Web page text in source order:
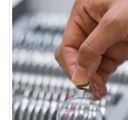
และวิธีแก้แบบมือ